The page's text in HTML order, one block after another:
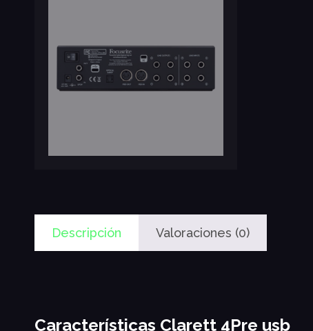
Descripción Valoraciones (0)
Características Clarett 4Pre usb